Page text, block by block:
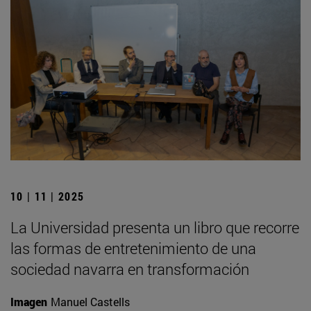
10 | 11 | 2025
La Universidad presenta un libro que recorre
las formas de entretenimiento de una
sociedad navarra en transformación
Imagen Manuel Castells